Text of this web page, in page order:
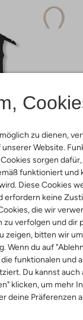
zu dienen,
unserer Website.
sorgen
funktioniert und
Diese Cookies
erfordern keine
die wir
zu verfolgen und dir
zeigen, bitten wir
Wenn du auf
funktionalen und
Du kannst auch
klicken, um mehr
deine Präferenzen
den Look